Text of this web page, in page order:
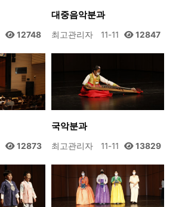
12748
대중음악분과
최고관리자 11-11 12847
12873
국악분과
최고관리자 11-11 13829